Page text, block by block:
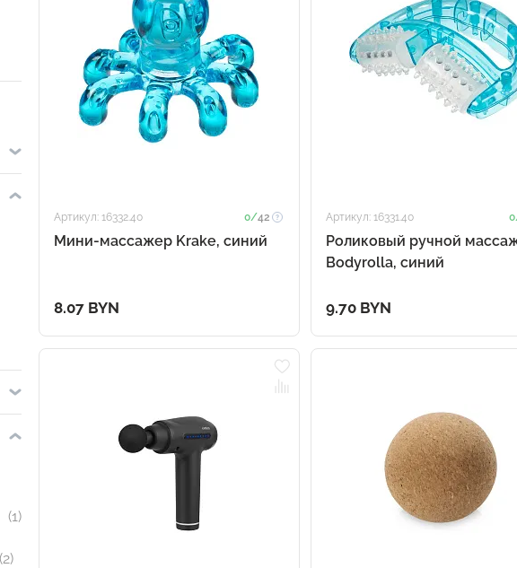
(1)
(2)
Артикул: 16332.40 0/42
Мини-массажер Krake, синий
8.07 BYN
Артикул: 16331.40
Роликовый ручной
Bodyrolla, синий
9.70 BYN